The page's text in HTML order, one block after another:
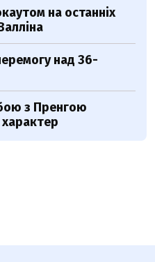
на останніх
над 36-
з Пренгою